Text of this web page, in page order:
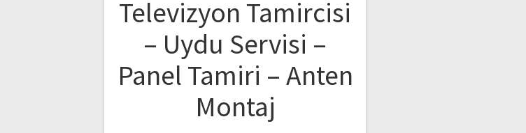
Televizyon Tamircisi
– Uydu Servisi –
Panel Tamiri – Anten
Montaj